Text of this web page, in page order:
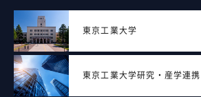
東京工業大学
東京工業大学研究・産学連